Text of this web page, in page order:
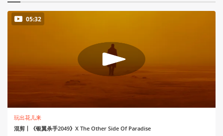
05:32
玩出花儿来
混剪丨《银翼杀手2049》X The Other Side Of Paradise